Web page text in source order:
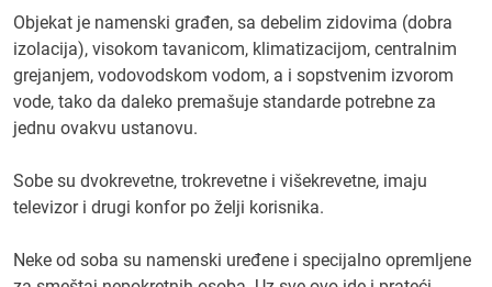
Objekat je namenski građen, sa debelim zidovima (dobra
izolacija), visokom tavanicom, klimatizacijom, centralnim
grejanjem, vodovodskom vodom, a i sopstvenim izvorom
vode, tako da daleko premašuje standarde potrebne za
jednu ovakvu ustanovu.
Sobe su dvokrevetne, trokrevetne i višekrevetne, imaju
televizor i drugi konfor po želji korisnika.
Neke od soba su namenski uređene i specijalno opremljene